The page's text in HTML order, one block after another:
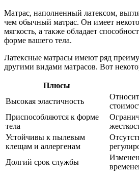
Матрас, наполненный латексом,
чем обычный матрас. Он имеет
мягкость, а также обладает
форме вашего тела.
Латексные матрасы имеют ряд
другими видами матрасов. Вот
Плюсы
Высокая эластичность
Приспособляются к форме
тела
Устойчивы к пылевым
клещам и аллергенам
Долгий срок службы